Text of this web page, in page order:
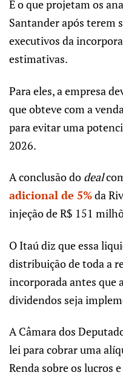
É o que projetam os
Santander após terem
executivos da
estimativas.
Para eles, a empresa
que obteve com a
para evitar uma
2026.
A conclusão do deal
adicional de 5%da
injeção de R$ 151
O Itaú diz que essa
distribuição de toda a
incorporada antes que
dividendos seja
A Câmara dos
lei para cobrar uma
Renda sobre os lucros